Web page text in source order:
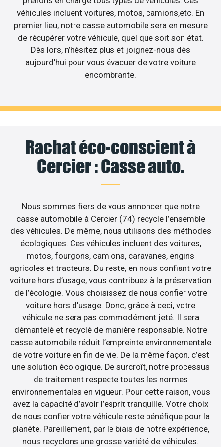
véhicules incluent voitures, motos, camions,etc. En
premier lieu, notre casse automobile sera en mesure
de récupérer votre véhicule, quel que soit son état.
Dès lors, n’hésitez plus et joignez-nous dès
aujourd’hui pour vous évacuer de votre voiture
encombrante.
Rachat éco-conscient à
Cercier : Casse auto.
Nous sommes fiers de vous annoncer que notre
casse automobile à Cercier (74) recycle l’ensemble
des véhicules. De même, nous utilisons des méthodes
écologiques. Ces véhicules incluent des voitures,
motos, fourgons, camions, caravanes, engins
agricoles et tracteurs. Du reste, en nous confiant votre
voiture hors d’usage, vous contribuez à la préservation
de l’écologie. Vous choisissez de nous confier votre
voiture hors d’usage. Donc, grâce à ceci, votre
véhicule ne sera pas commodément jeté. Il sera
démantelé et recyclé de manière responsable. Notre
casse automobile réduit l’empreinte environnementale
de votre voiture en fin de vie. De la même façon, c’est
une solution écologique. De surcroît, notre processus
de traitement respecte toutes les normes
environnementales en vigueur. Pour cette raison, vous
avez la capacité d’avoir l’esprit tranquille. Votre choix
de nous confier votre véhicule reste bénéfique pour la
planète. Pareillement, par le biais de notre expérience,
nous recyclons une grosse variété de véhicules.